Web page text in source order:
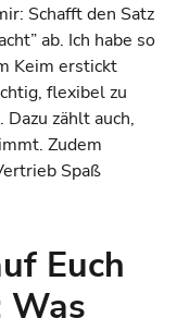
Schafft den Satz
ab. Ich habe so
Keim erstickt
flexibel zu
zählt auch,
Zudem
Spaß
Euch
Was